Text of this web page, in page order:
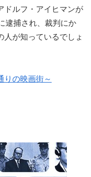
ドルフ・アイヒマンが
逮捕され、裁判にか
人が知っているでしょ
りの映画街～